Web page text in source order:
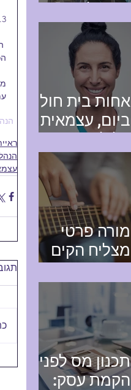
3. תקנות מיסים: עצמאיים חייבים לעמוד בתקנות מיסים
עוסק מורשה?
אחות בית חולים
ביום, עצמאית
מורה פרטי
מצליח הקים
רואה חשבון
מקצועי
תכנון מס לפני
הקמת עסק: